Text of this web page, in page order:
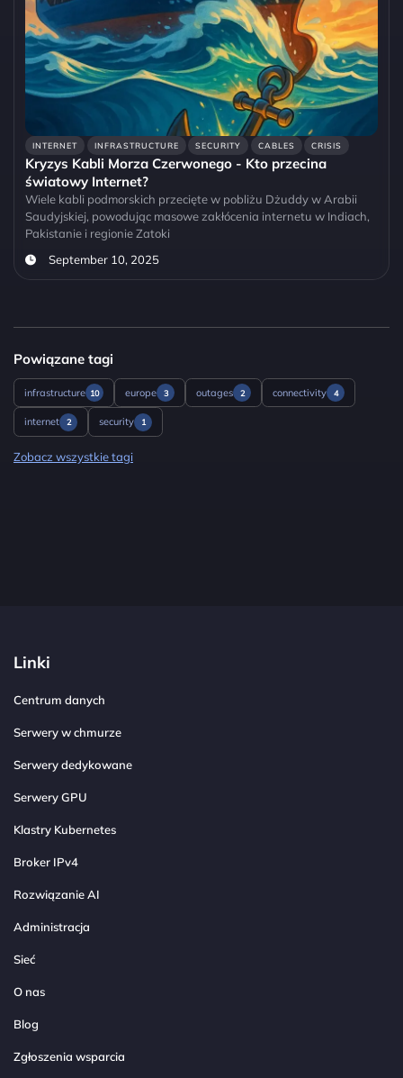
INTERNET INFRASTRUCTURE SECURITY CABLES CRISIS
Kryzys Kabli Morza Czerwonego - Kto przecina
światowy Internet?
Wiele kabli podmorskich przecięte w pobliżu Dżuddy w Arabii
Saudyjskiej, powodując masowe zakłócenia internetu w Indiach,
Pakistanie i regionie Zatoki
September 10, 2025
Powiązane tagi
infrastructure 10 europe 3 outages 2 connectivity 4
internet 2 security 1
Zobacz wszystkie tagi
Linki
Centrum danych
Serwery w chmurze
Serwery dedykowane
Serwery GPU
Klastry Kubernetes
Broker IPv4
Rozwiązanie AI
Administracja
Sieć
O nas
Blog
Zgłoszenia wsparcia